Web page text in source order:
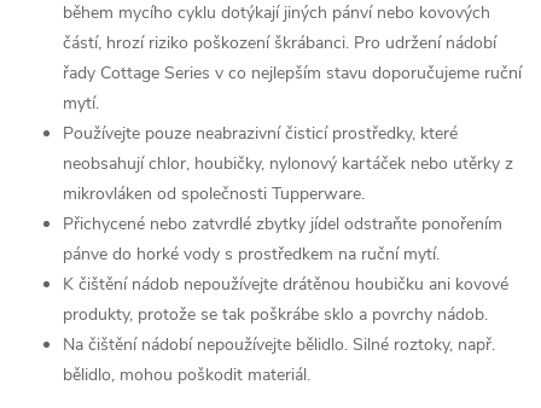
během mycího cyklu dotýkají jiných pánví nebo kovových
částí, hrozí riziko poškození škrábanci. Pro udržení nádobí
řady Cottage Series v co nejlepším stavu doporučujeme ruční
mytí.
Používejte pouze neabrazivní čisticí prostředky, které
neobsahují chlor, houbičky, nylonový kartáček nebo utěrky z
mikrovláken od společnosti Tupperware.
Přichycené nebo zatvrdlé zbytky jídel odstraňte ponořením
pánve do horké vody s prostředkem na ruční mytí.
K čištění nádob nepoužívejte drátěnou houbičku ani kovové
produkty, protože se tak poškrábe sklo a povrchy nádob.
Na čištění nádobí nepoužívejte bělidlo. Silné roztoky, např.
bělidlo, mohou poškodit materiál.